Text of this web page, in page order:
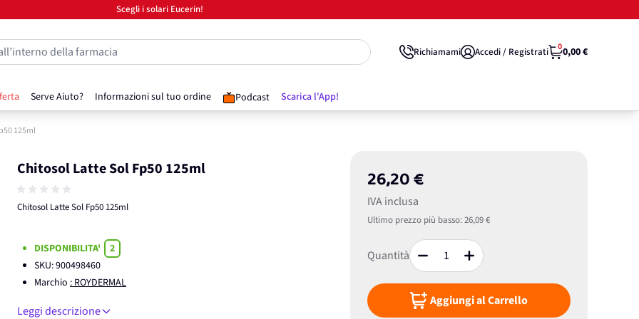
Scegli i solari Eucerin!
Serve Aiuto? Informazioni sul tuo ordine Podcast Scarica l'App!
della farmacia Richiamami Accedi / Registrati 00,00 €
125ml
Chitosol Latte Sol Fp50 125ml
Chitosol Latte Sol Fp50 125ml
26,20 €
IVA inclusa
Ultimo prezzo più basso:26,09 €
Quantità
Aggiungi al Carrello
DISPONIBILITA'
2
SKU:900498460
Marchio : ROYDERMAL
Leggi descrizione